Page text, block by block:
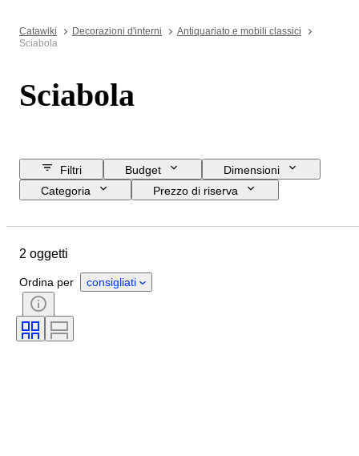
Catawiki Decorazioni d'interni
Antiquariato e mobili classici
Sciabola
Sciabola
Filtri Budget
Dimensioni
Categoria
Prezzo di riserva
Materiale
Epoca
2 oggetti
Ordina per consigliati